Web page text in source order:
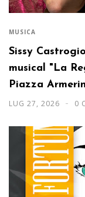
MUSICA
Sissy
musical "La
Piazza
LUG 27, 2026 0